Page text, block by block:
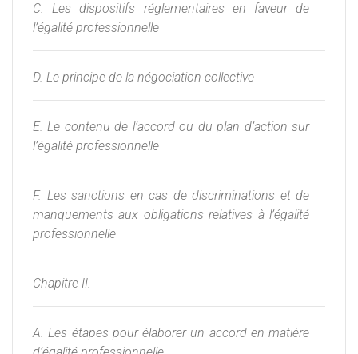
C. Les dispositifs réglementaires en faveur de
l’égalité professionnelle
D. Le principe de la négociation collective
E. Le contenu de l’accord ou du plan d’action sur
l’égalité professionnelle
F. Les sanctions en cas de discriminations et de
manquements aux obligations relatives à l’égalité
professionnelle
Chapitre II.
A. Les étapes pour élaborer un accord en matière